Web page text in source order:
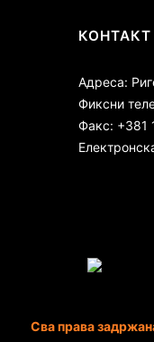
КОНТАКТ
Адреса:
Фиксни
Факс: +381
Сва права